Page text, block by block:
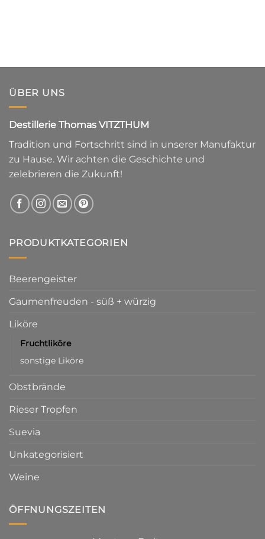
ÜBER UNS
Destillerie Thomas VITZTHUM
Tradition und Fortschritt sind in unserer Manufaktur
zu Hause. Wir achten die Geschichte und
zelebrieren die Zukunft!
PRODUKTKATEGORIEN
Beerengeister
Gaumenfreuden - süß + würzig
Liköre
Fruchtliköre
sonstige Liköre
Obstbrände
Rieser Tropfen
Suevia
Unkategorisiert
Weine
ÖFFNUNGSZEITEN